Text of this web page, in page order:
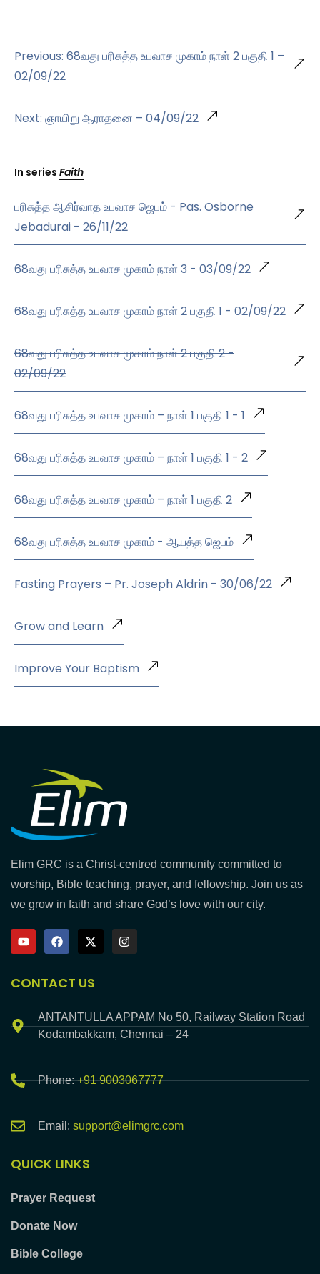
Previous: 68வது பரிசுத்த உபவாச முகாம் நாள் 2 பகுதி 1 –
02/09/22
Next: ஞாயிறு ஆராதனை – 04/09/22
In series Faith
பரிசுத்த ஆசிர்வாத உபவாச ஜெபம் - Pas. Osborne
Jebadurai - 26/11/22
68வது பரிசுத்த உபவாச முகாம் நாள் 3 - 03/09/22
68வது பரிசுத்த உபவாச முகாம் நாள் 2 பகுதி 1 - 02/09/22
68வது பரிசுத்த உபவாச முகாம் நாள் 2 பகுதி 2 -
02/09/22
68வது பரிசுத்த உபவாச முகாம் – நாள் 1 பகுதி 1 - 1
68வது பரிசுத்த உபவாச முகாம் – நாள் 1 பகுதி 1 - 2
68வது பரிசுத்த உபவாச முகாம் – நாள் 1 பகுதி 2
68வது பரிசுத்த உபவாச முகாம் - ஆயத்த ஜெபம்
Fasting Prayers – Pr. Joseph Aldrin - 30/06/22
Grow and Learn
Improve Your Baptism
Elim GRC is a Christ-centred community committed to
worship, Bible teaching, prayer, and fellowship. Join us as
we grow in faith and share God’s love with our city.
CONTACT US
ANTANTULLA APPAM No 50, Railway Station Road
Kodambakkam, Chennai – 24
Phone:+91 9003067777
Email: support@elimgrc.com
QUICK LINKS
Prayer Request
Donate Now
Bible College